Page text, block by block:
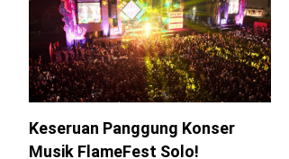
Keseruan Panggung Konser
Musik FlameFest Solo!